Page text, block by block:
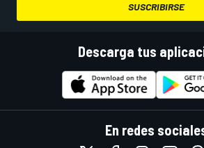
SUSCRIBIRSE
Descarga tus
En redes